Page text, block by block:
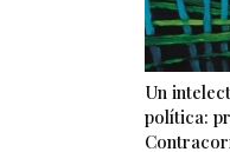
Un
política: